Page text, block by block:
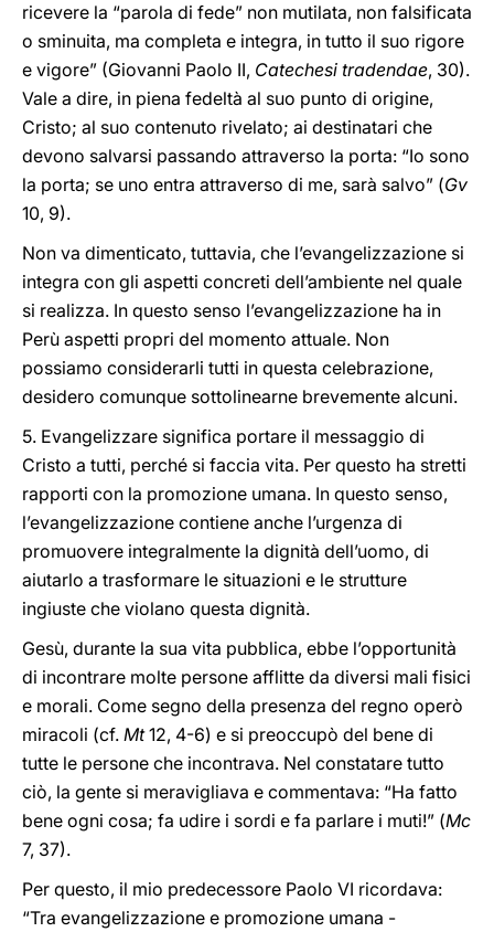
ricevere la “parola di fede” non mutilata, non falsificata
o sminuita, ma completa e integra, in tutto il suo rigore
e vigore” (Giovanni Paolo II, Catechesi tradendae, 30).
Vale a dire, in piena fedeltà al suo punto di origine,
Cristo; al suo contenuto rivelato; ai destinatari che
devono salvarsi passando attraverso la porta: “Io sono
la porta; se uno entra attraverso di me, sarà salvo” (Gv
10, 9).
Non va dimenticato, tuttavia, che l’evangelizzazione si
integra con gli aspetti concreti dell’ambiente nel quale
si realizza. In questo senso l’evangelizzazione ha in
Perù aspetti propri del momento attuale. Non
possiamo considerarli tutti in questa celebrazione,
desidero comunque sottolinearne brevemente alcuni.
5. Evangelizzare significa portare il messaggio di
Cristo a tutti, perché si faccia vita. Per questo ha stretti
rapporti con la promozione umana. In questo senso,
l’evangelizzazione contiene anche l’urgenza di
promuovere integralmente la dignità dell’uomo, di
aiutarlo a trasformare le situazioni e le strutture
ingiuste che violano questa dignità.
Gesù, durante la sua vita pubblica, ebbe l’opportunità
di incontrare molte persone afflitte da diversi mali fisici
e morali. Come segno della presenza del regno operò
miracoli (cf. Mt12, 4-6) e si preoccupò del bene di
tutte le persone che incontrava. Nel constatare tutto
ciò, la gente si meravigliava e commentava: “Ha fatto
bene ogni cosa; fa udire i sordi e fa parlare i muti!” (Mc
7, 37).
Per questo, il mio predecessore Paolo VI ricordava:
“Tra evangelizzazione e promozione umana -